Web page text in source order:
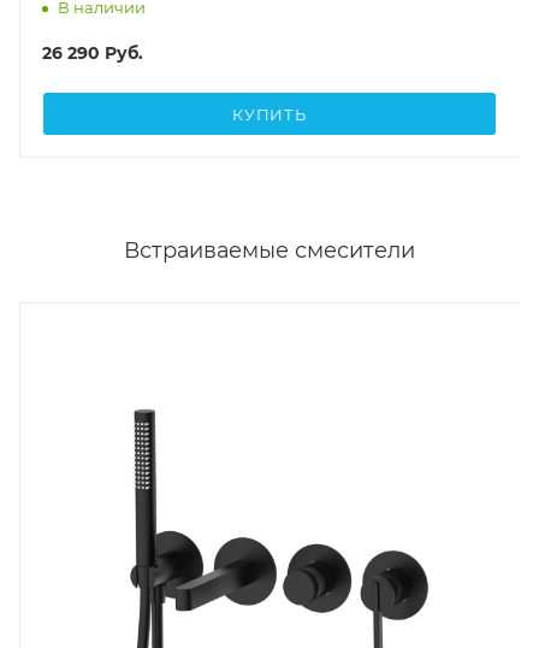
В наличии
26 290 Руб.
КУПИТЬ
Встраиваемые смесители